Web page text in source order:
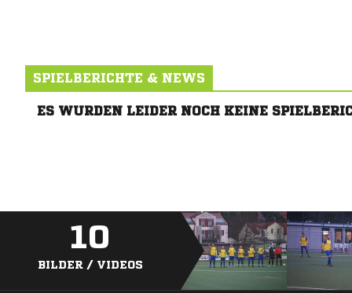
SPIELBERICHTE & NEWS
ES WURDEN LEIDER NOCH KEINE
10
BILDER / VIDEOS